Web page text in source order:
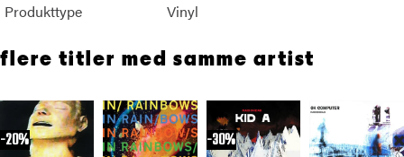
Produkttype
Vinyl
flere titler med samme artist
20% 30%